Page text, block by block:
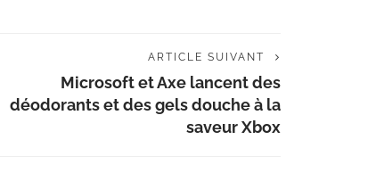
ARTICLE SUIVANT
Microsoft et Axe lancent des
déodorants et des gels douche à la
saveur Xbox